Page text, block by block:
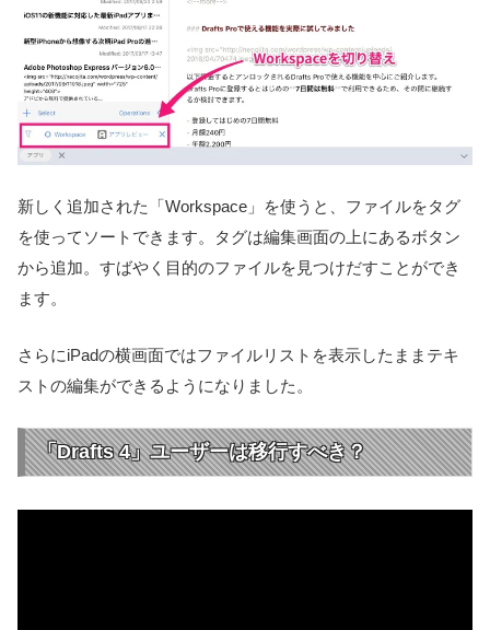
新しく追加された「Workspace」を使うと、ファイルをタグ
を使ってソートできます。タグは編集画面の上にあるボタン
から追加。すばやく目的のファイルを見つけだすことができ
ます。
さらにiPadの横画面ではファイルリストを表示したままテキ
ストの編集ができるようになりました。
「Drafts 4」ユーザーは移行すべき？